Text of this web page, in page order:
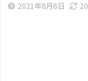
2021年8月8日